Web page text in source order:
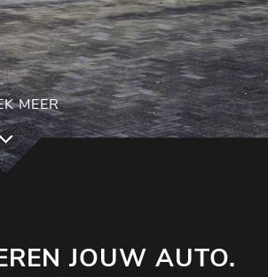
MEER
JOUW AUTO.